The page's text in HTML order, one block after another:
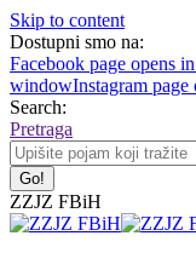
Skip to content
Dostupni smo na:
Facebook page opens
windowInstagram
Search:
Pretraga
ZZJZ FBiH